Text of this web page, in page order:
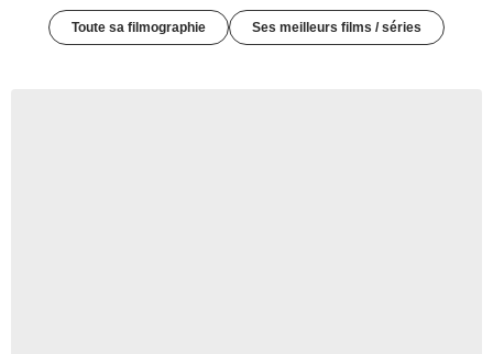
Toute sa filmographie Ses meilleurs films / séries